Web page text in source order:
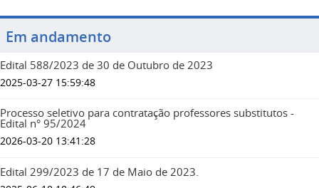
Em andamento
Edital 588/2023 de 30 de Outubro de 2023
2025-03-27 15:59:48
Processo seletivo para contratação professores substitutos -
Edital n° 95/2024
2026-03-20 13:41:28
Edital 299/2023 de 17 de Maio de 2023.